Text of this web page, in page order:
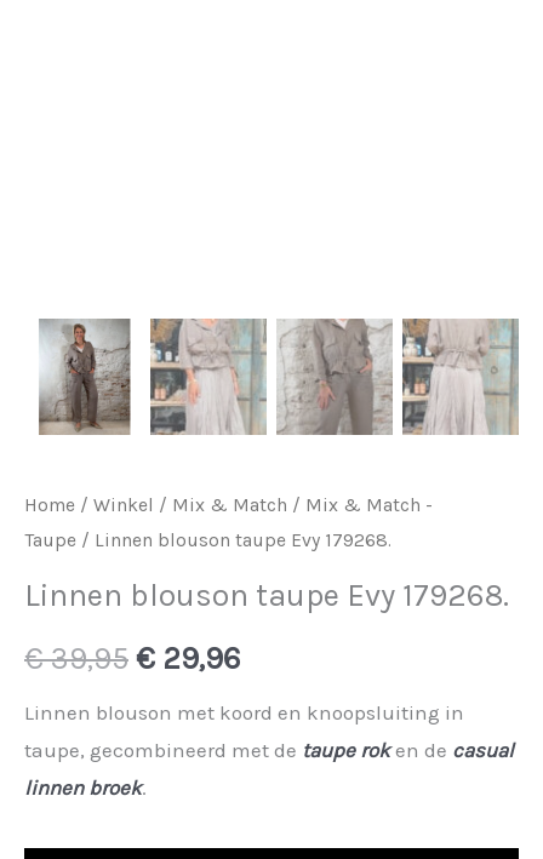
Home / Winkel / Mix & Match / Mix & Match -
Taupe / Linnen blouson taupe Evy 179268.
Linnen blouson taupe Evy 179268.
€39,95 Oorspronkelijke
prijs
was:
€ 29,96Huidige
prijs
Linnen blouson met koord en knoopsluiting in
taupe, gecombineerd met de taupe roken de casual
linnen broek.